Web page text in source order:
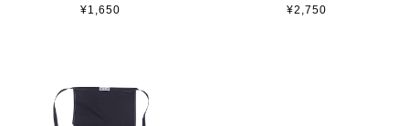
¥1,650
¥2,750